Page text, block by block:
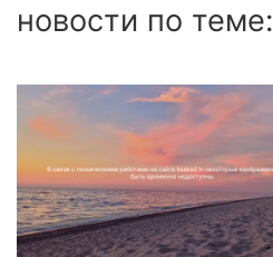
новости по теме: